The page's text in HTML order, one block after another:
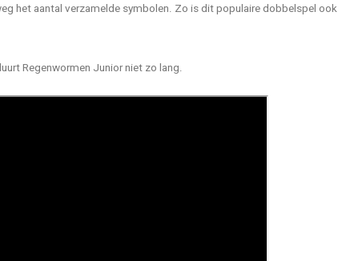
het aantal verzamelde symbolen. Zo is dit populaire dobbelspel ook
Regenwormen Junior niet zo lang.